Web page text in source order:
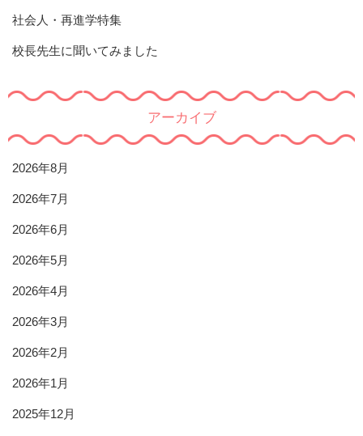
社会人・再進学特集
校長先生に聞いてみました
アーカイブ
2026年8月
2026年7月
2026年6月
2026年5月
2026年4月
2026年3月
2026年2月
2026年1月
2025年12月